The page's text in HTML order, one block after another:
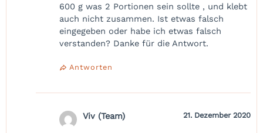
600 g was 2 Portionen sein sollte , und klebt
auch nicht zusammen. Ist etwas falsch
eingegeben oder habe ich etwas falsch
verstanden? Danke für die Antwort.
Antworten
Viv (Team) 21. Dezember 2020